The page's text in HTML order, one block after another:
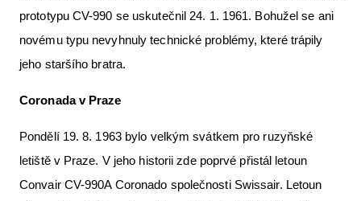
prototypu CV-990 se uskutečnil 24. 1. 1961. Bohužel se ani
novému typu nevyhnuly technické problémy, které trápily
jeho staršího bratra.
Coronada v Praze
Pondělí 19. 8. 1963 bylo velkým svátkem pro ruzyňské
letiště v Praze. V jeho historii zde poprvé přistál letoun
Convair CV-990A Coronado společnosti Swissair. Letoun